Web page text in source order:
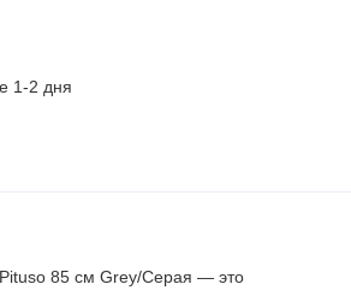
1-2 дня
85 см Grey/Серая — это